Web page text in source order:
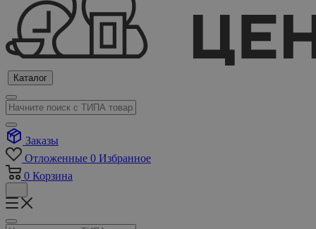
Каталог
Заказы
Отложенные 0 Избранное
0 Корзина